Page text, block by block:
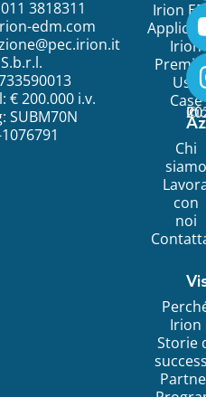
3818311
edm.com
€ 200.000 i.v.
SUBM70N
Irion
Irion
Use
Case
Chi
siamo
con
noi
Irion
Storie
©